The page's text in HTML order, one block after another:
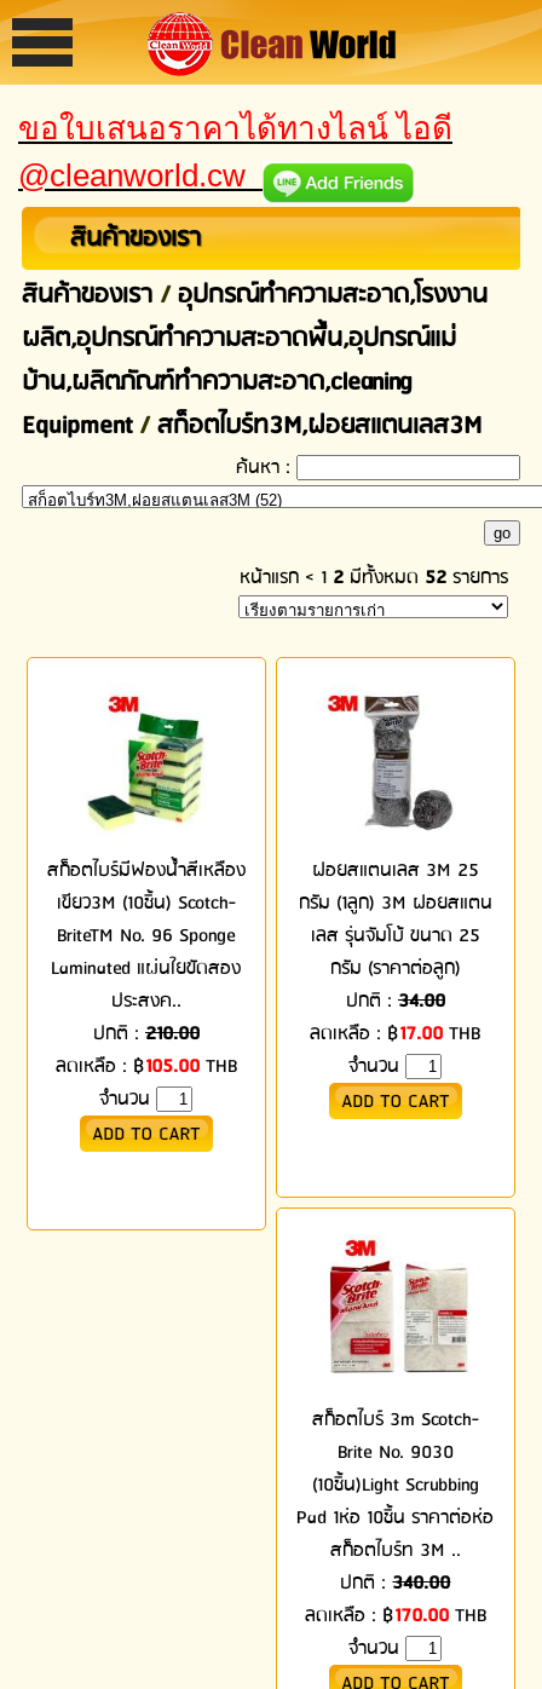
ขอใบเสนอราคาได้ทางไลน์ ไอดี
@cleanworld.cw
สินค้าของเรา
สินค้าของเรา/อุปกรณ์ทําความสะอาด,โรงงาน
ผลิต,อุปกรณ์ทําความสะอาดพื้น,อุปกรณ์แม่
บ้าน,ผลิตภัณฑ์ทำความสะอาด,cleaning
Equipment/สก็อตไบร์ท3M,ฝอยสแตนเลส3M
ค้นหา :
หน้าแรก < 1 2 มีทั้งหมด 52รายการ
สก็อตไบร์มีฟองน้ำสีเหลือง
เขียว3M (10ชิ้น) Scotch-
BriteTM No. 96 Sponge
Laminated แผ่นใยขัดสอง
ประสงค..
ปกติ : 210.00
ลดเหลือ : ฿105.00THB
จำนวน
ฝอยสแตนเลส 3M 25
กรัม (1ลูก) 3M ฝอยสแตน
เลส รุ่นจัมโบ้ ขนาด 25
กรัม (ราคาต่อลูก)
ปกติ : 34.00
ลดเหลือ : ฿17.00 THB
จำนวน
สก็อตไบร์ 3m Scotch-
Brite No. 9030
(10ชิ้น)Light Scrubbing
Pad 1ห่อ 10ชิ้น ราคาต่อห่อ
สก็อตไบร์ท 3M ..
ปกติ :340.00
ลดเหลือ : ฿170.00THB
จำนวน